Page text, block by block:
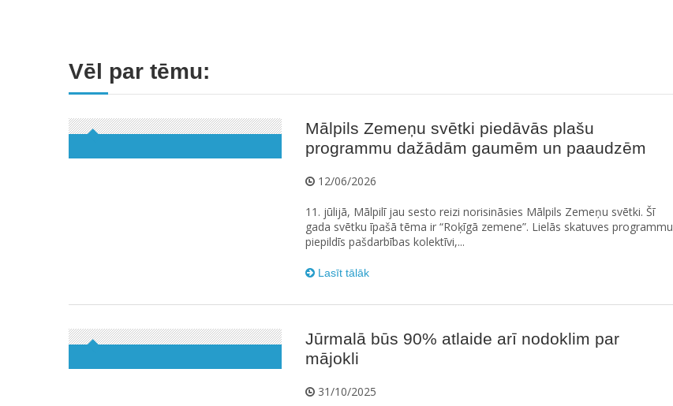
Vēl par tēmu:
Mālpils Zemeņu svētki piedāvās plašu
programmu dažādām gaumēm un paaudzēm
12/06/2026
11. jūlijā, Mālpilī jau sesto reizi norisināsies Mālpils Zemeņu svētki. Šī
gada svētku īpašā tēma ir “Roķīgā zemene”. Lielās skatuves programmu
piepildīs pašdarbības kolektīvi,...
Lasīt tālāk
Jūrmalā būs 90% atlaide arī nodoklim par
mājokli
31/10/2025